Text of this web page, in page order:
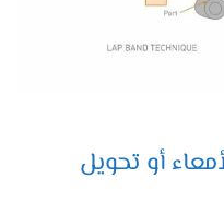
أو تحويل